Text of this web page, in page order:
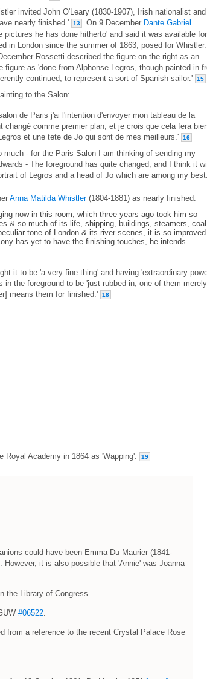
invited John O'Leary (1830-1907), Irish nationalist and
nearly finished.'
13 On 9 December Dante Gabriel
he has done hitherto' and said it was available for
in London since the summer of 1863, posed for
Rossetti described the figure on the right as an
as 'done from Alphonse Legros, though painted in
continued, to represent a sort of Spanish sailor.'
15
to the Salon:
de Paris j'ai l'intention d'envoyer mon tableau de la
comme premier plan, et je crois que cela fera
et une tete de Jo qui sont de mes meilleurs.'
16
- for the Paris Salon I am thinking of sending my
- The foreground has quite changed, and I think it will
of Legros and a head of Jo which are among my
Anna Matilda Whistler(1804-1881) as nearly finished:
now in this room, which three years ago took him so
& so much of its life, shipping, buildings, steamers, coal
tone of London & its river scenes, it is so
has yet to have the finishing touches, he intends
it to be 'a very fine thing' and having 'extraordinary
the foreground to be 'just rubbed in, one of them
means them for finished.'
18
Royal Academy in 1864 as 'Wapping'. 19
could have been Emma Du Maurier (1841-
However, it is also possible that 'Annie' was Joanna
the Library of Congress.
#06522.
from a reference to the recent Crystal Palace Rose